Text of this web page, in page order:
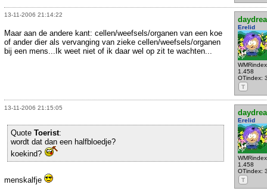
13-11-2006 21:14:22
Erelid
1.458
OTindex:
T
Maar aan de andere kant: cellen/weefsels/organen van een koe
of ander dier als vervanging van zieke cellen/weefsels/organen
bij een mens...Ik weet niet of ik daar wel op zit te wachten...
13-11-2006 21:15:05
Erelid
1.458
OTindex:
T
Quote Toerist:
wordt dat dan een halfbloedje?
koekind?
menskalfje